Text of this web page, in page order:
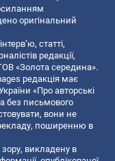
оригінальний
статті,
редакції,
«Золота середина».
редакція має
«Про авторські
без письмового
вони не
поширенню в
зору, викладену в